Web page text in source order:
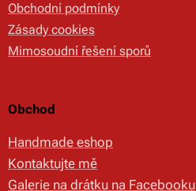
Obchodní podmínky
Zásady cookies
Mimosoudní řešení sporů
Obchod
Handmade eshop
Kontaktujte mě
Galerie na drátku na Facebooku